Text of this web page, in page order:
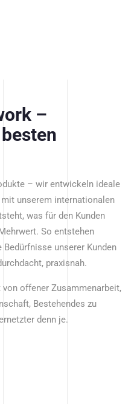
–
– wir entwickeln ideale
unserem internationalen
was für den Kunden
So entstehen
unserer Kunden
praxisnah.
von offener Zusammenarbeit,
Bestehendes zu
denn je.